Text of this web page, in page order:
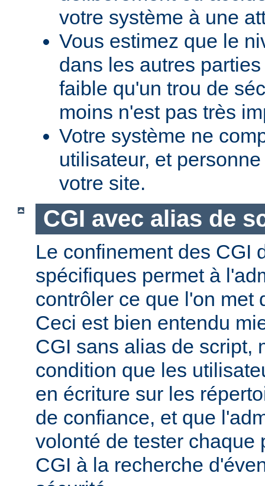
votre système à une
Vous estimez que le
dans les autres
faible qu'un trou de
moins n'est pas très
Votre système ne
utilisateur, et
votre site.
CGI avec alias de
Le confinement des CGI
spécifiques permet à
contrôler ce que l'on met
Ceci est bien entendu
CGI sans alias de script,
condition que les
en écriture sur les
de confiance, et que
volonté de tester chaque
CGI à la recherche